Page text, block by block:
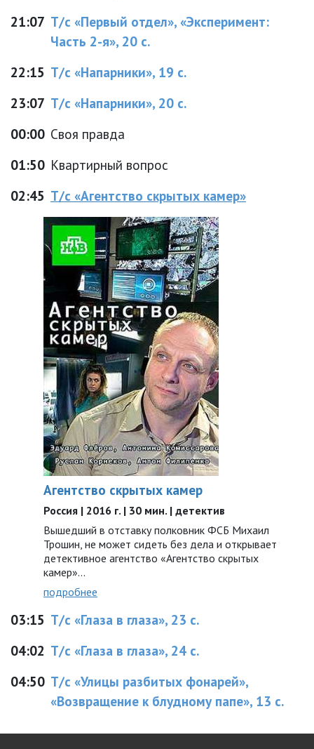
21:07 Т/с «Первый отдел», «Эксперимент:
Часть 2-я», 20 с.
22:15 Т/с «Напарники», 19 с.
23:07 Т/с «Напарники», 20 с.
00:00 Своя правда
01:50 Квартирный вопрос
02:45 Т/с «Агентство скрытых камер»
Агентство скрытых камер
Россия | 2016 г. | 30 мин. | детектив
Вышедший в отставку полковник ФСБ Михаил
Трошин, не может сидеть без дела и открывает
детективное агентство «Агентство скрытых
камер»...
подробнее
03:15 Т/с «Глаза в глаза», 23 с.
04:02 Т/с «Глаза в глаза», 24 с.
04:50 Т/с «Улицы разбитых фонарей»,
«Возвращение к блудному папе», 13 с.